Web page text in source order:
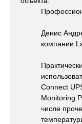
Денис
компании
Connect
Monitoring
числе